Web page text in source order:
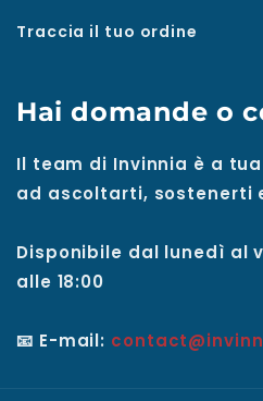
Traccia il tuo ordine
Hai domande o
Il team di Invinnia è a
ad ascoltarti, sostenerti
Disponibile dal lunedì al
alle 18:00
📧 E-mail: